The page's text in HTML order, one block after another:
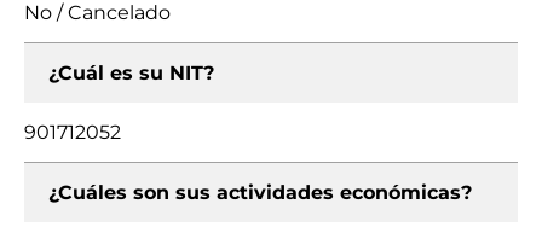
No / Cancelado
¿Cuál es su NIT?
901712052
¿Cuáles son sus actividades económicas?